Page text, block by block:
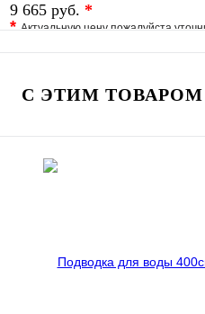
9 665 руб. *
*Актуальную цену пожалуйста
В избранное
В
С ЭТИМ